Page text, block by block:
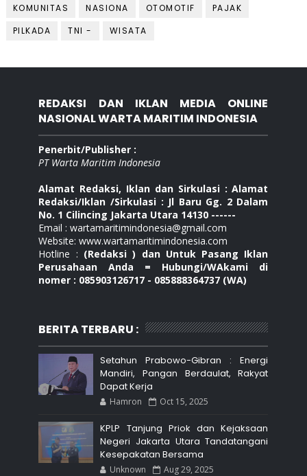
KOMUNITAS
NASIONA OTOMOTIF
PAJAK
PILKADA
TNI - WISATA
REDAKSI DAN IKLAN MEDIA ONLINE
NASIONAL WARTA MARITIM INDONESIA
Penerbit/Publisher :
PT Warta Maritim Indonesia
Alamat Redaksi, Iklan dan Sirkulasi : Alamat
Redaksi/Iklan /Sirkulasi : Jl Baru Gg. 2 Dalam
No. 1 Cilincing Jakarta Utara 14130 ------
Email : wartamaritimindonesia@gmail.com
Website: www.wartamaritimindonesia.com
Hotline : (Redaksi ) dan Untuk Pasang Iklan
Perusahaan Anda = Hubungi/WAkami di
nomer : 085903126717 - 085888364737 (WA)
BERITA TERBARU :
Setahun Prabowo-Gibran : Energi
Mandiri, Pangan Berdaulat, Rakyat
Dapat Kerja
Hamron Oct 15, 2025
KPLP Tanjung Priok dan Kejaksaan
Negeri Jakarta Utara Tandatangani
Kesepakatan Bersama
Unknown Aug 29, 2025